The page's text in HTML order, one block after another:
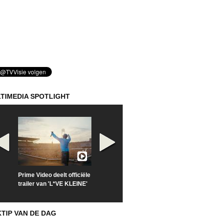
SPOTLIGHT
Prime Video deelt officiële
trailer van 'L*VE KLEINE'
VAN DE DAG